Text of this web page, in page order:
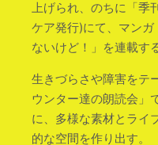
上げられ、のちに「季
ケア発行)にて、マン
ないけど！」を連載す
生きづらさや障害をテ
ウンター達の朗読会」
に、多様な素材とライ
的な空間を作り出す。